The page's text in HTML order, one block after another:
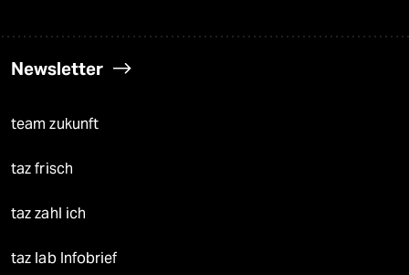
Newsletter
team zukunft
taz frisch
taz zahl ich
taz lab Infobrief